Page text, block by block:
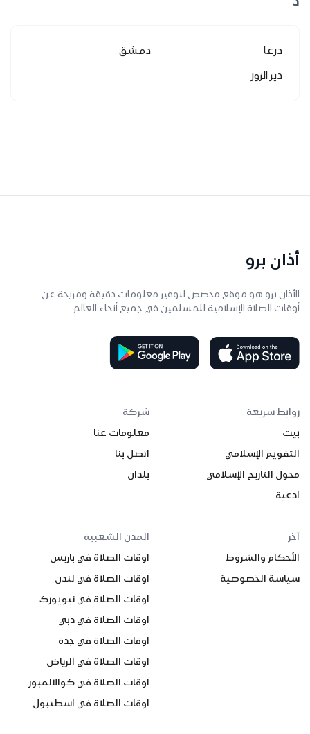
درعا
دمشق
دير الزور
أذان برو
الأذان برو هو موقع مخصص لتوفير معلومات دقيقة ومريحة عن
أوقات الصلاة الإسلامية للمسلمين في جميع أنحاء العالم.
روابط سريعة
بيت
التقويم الإسلامي
محول التاريخ الإسلامي
ادعية
شركة
معلومات عنا
اتصل بنا
بلدان
آخر
الأحكام والشروط
سياسة الخصوصية
المدن الشعبية
اوقات الصلاة في باريس
اوقات الصلاة في لندن
اوقات الصلاة في نيويورك
اوقات الصلاة في دبي
اوقات الصلاة في جدة
اوقات الصلاة في الرياض
اوقات الصلاة في كوالالمبور
اوقات الصلاة في اسطنبول